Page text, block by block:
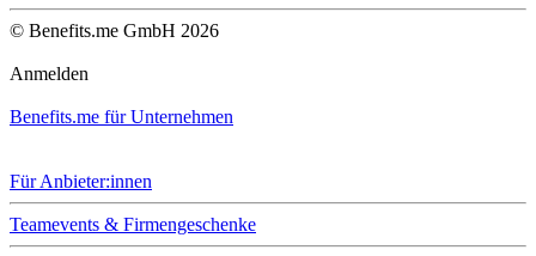
© Benefits.me GmbH 2026
Anmelden
Benefits.me für Unternehmen
Für Anbieter:innen
Teamevents & Firmengeschenke